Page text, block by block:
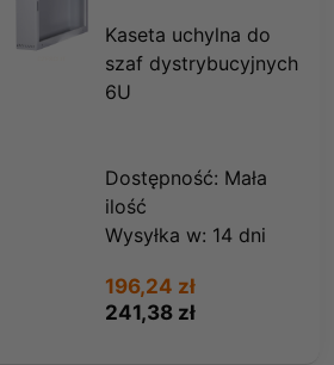
Kaseta uchylna do
szaf dystrybucyjnych
6U
Dostępność: Mała
ilość
Wysyłka w: 14 dni
241,38 zł
196,24 zł